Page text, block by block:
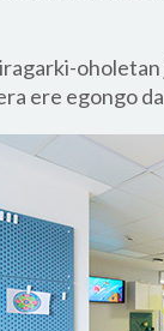
oholetan
ere egongo